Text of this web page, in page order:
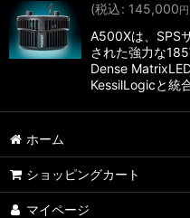
(税込: 145,000円
A500Xは、SPS
された強力な
Dense
KessilLogicと統
ホーム
ショッピングカート
マイページ